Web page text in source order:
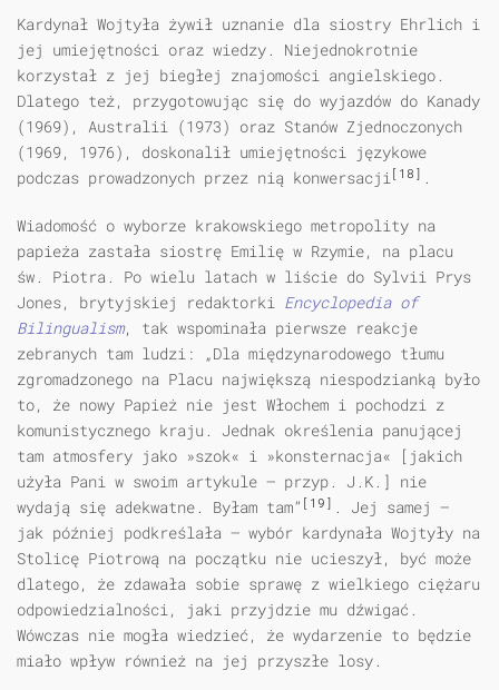
Kardynał Wojtyła żywił uznanie dla siostry Ehrlich i
jej umiejętności oraz wiedzy. Niejednokrotnie
korzystał z jej biegłej znajomości angielskiego.
Dlatego też, przygotowując się do wyjazdów do Kanady
(1969), Australii (1973) oraz Stanów Zjednoczonych
(1969, 1976), doskonalił umiejętności językowe
podczas prowadzonych przez nią konwersacji [18] .
Wiadomość o wyborze krakowskiego metropolity na
papieża zastała siostrę Emilię w Rzymie, na placu
św. Piotra. Po wielu latach w liście do Sylvii Prys
Jones, brytyjskiej redaktorki Encyclopedia of
Bilingualism, tak wspominała pierwsze reakcje
zebranych tam ludzi: „Dla międzynarodowego tłumu
zgromadzonego na Placu największą niespodzianką było
to, że nowy Papież nie jest Włochem i pochodzi z
komunistycznego kraju. Jednak określenia panującej
tam atmosfery jako »szok« i »konsternacja« [jakich
użyła Pani w swoim artykule — przyp. J.K.] nie
wydają się adekwatne. Byłam tam” [19] . Jej samej —
jak później podkreślała — wybór kardynała Wojtyły na
Stolicę Piotrową na początku nie ucieszył, być może
dlatego, że zdawała sobie sprawę z wielkiego ciężaru
odpowiedzialności, jaki przyjdzie mu dźwigać.
Wówczas nie mogła wiedzieć, że wydarzenie to będzie
miało wpływ również na jej przyszłe losy.